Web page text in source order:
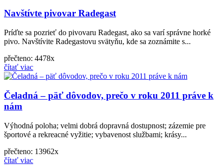
Navštívte pivovar Radegast
Príďte sa pozrieť do pivovaru Radegast, ako sa varí správne horké
pivo. Navštívite Radegastovu svätyňu, kde sa zoznámite s...
přečteno: 4478x
čítať viac
Čeladná – päť dôvodov, prečo v roku 2011 práve k
nám
Výhodná poloha; velmi dobrá dopravná dostupnost; zázemie pre
športové a rekreacné vyžitie; vybavenost službami; krásy...
přečteno: 13962x
čítať viac